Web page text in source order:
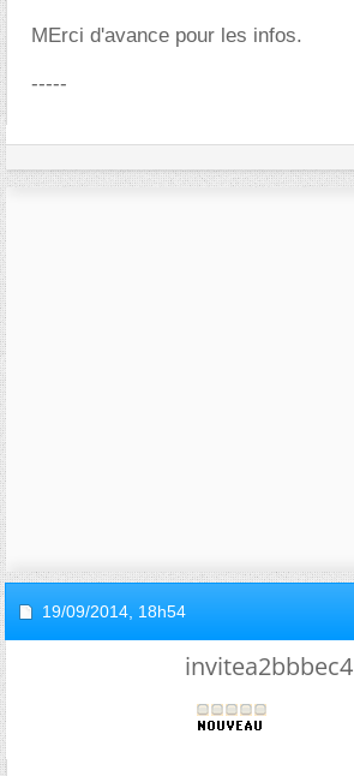
MErci d'avance pour les infos.
-----
19/09/2014, 18h54
invitea2bbbec4